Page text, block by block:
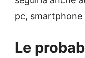
pc, smartphone
Le